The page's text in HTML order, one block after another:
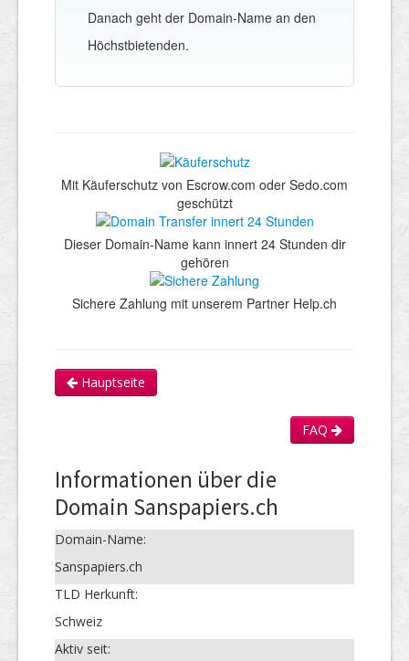
Danach geht der Domain-Name an den
Höchstbietenden.
Mit Käuferschutz von Escrow.com oder Sedo.com
geschützt
Dieser Domain-Name kann innert 24 Stunden dir
gehören
Sichere Zahlung mit unserem Partner Help.ch
Hauptseite
FAQ
Informationen über die
Domain Sanspapiers.ch
Domain-Name:
Sanspapiers.ch
TLD Herkunft:
Schweiz
Aktiv seit: